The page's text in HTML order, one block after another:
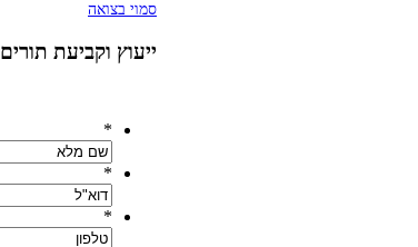
סמוי בצואה
ייעוץ וקביעת תורים
*
*
*